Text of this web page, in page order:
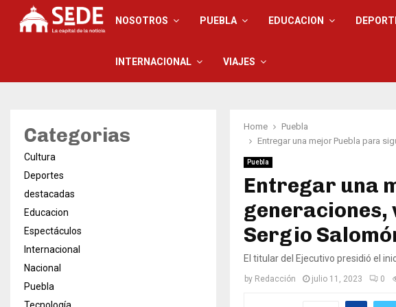
NOSOTROS PUEBLA EDUCACION
INTERNACIONAL VIAJES
Home
Puebla
Entregar una mejor Puebla para
Puebla
Entregar una
generaciones,
Sergio
El titular del Ejecutivo presidió el
by Redacción julio 11, 2023 0
Categorias
Cultura
Deportes
destacadas
Educacion
Espectáculos
Internacional
Nacional
Puebla